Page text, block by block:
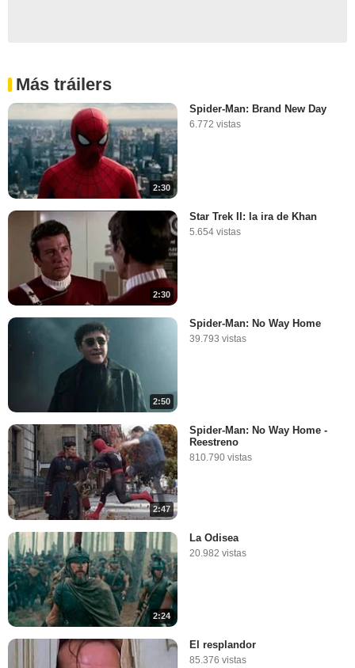
Más tráilers
2:30
Spider-Man: Brand New Day
6.772 vistas
2:30
Star Trek II: la ira de Khan
5.654 vistas
2:50
Spider-Man: No Way Home
39.793 vistas
2:47
Spider-Man: No Way Home -
Reestreno
810.790 vistas
2:24
La Odisea
20.982 vistas
El resplandor
85.376 vistas